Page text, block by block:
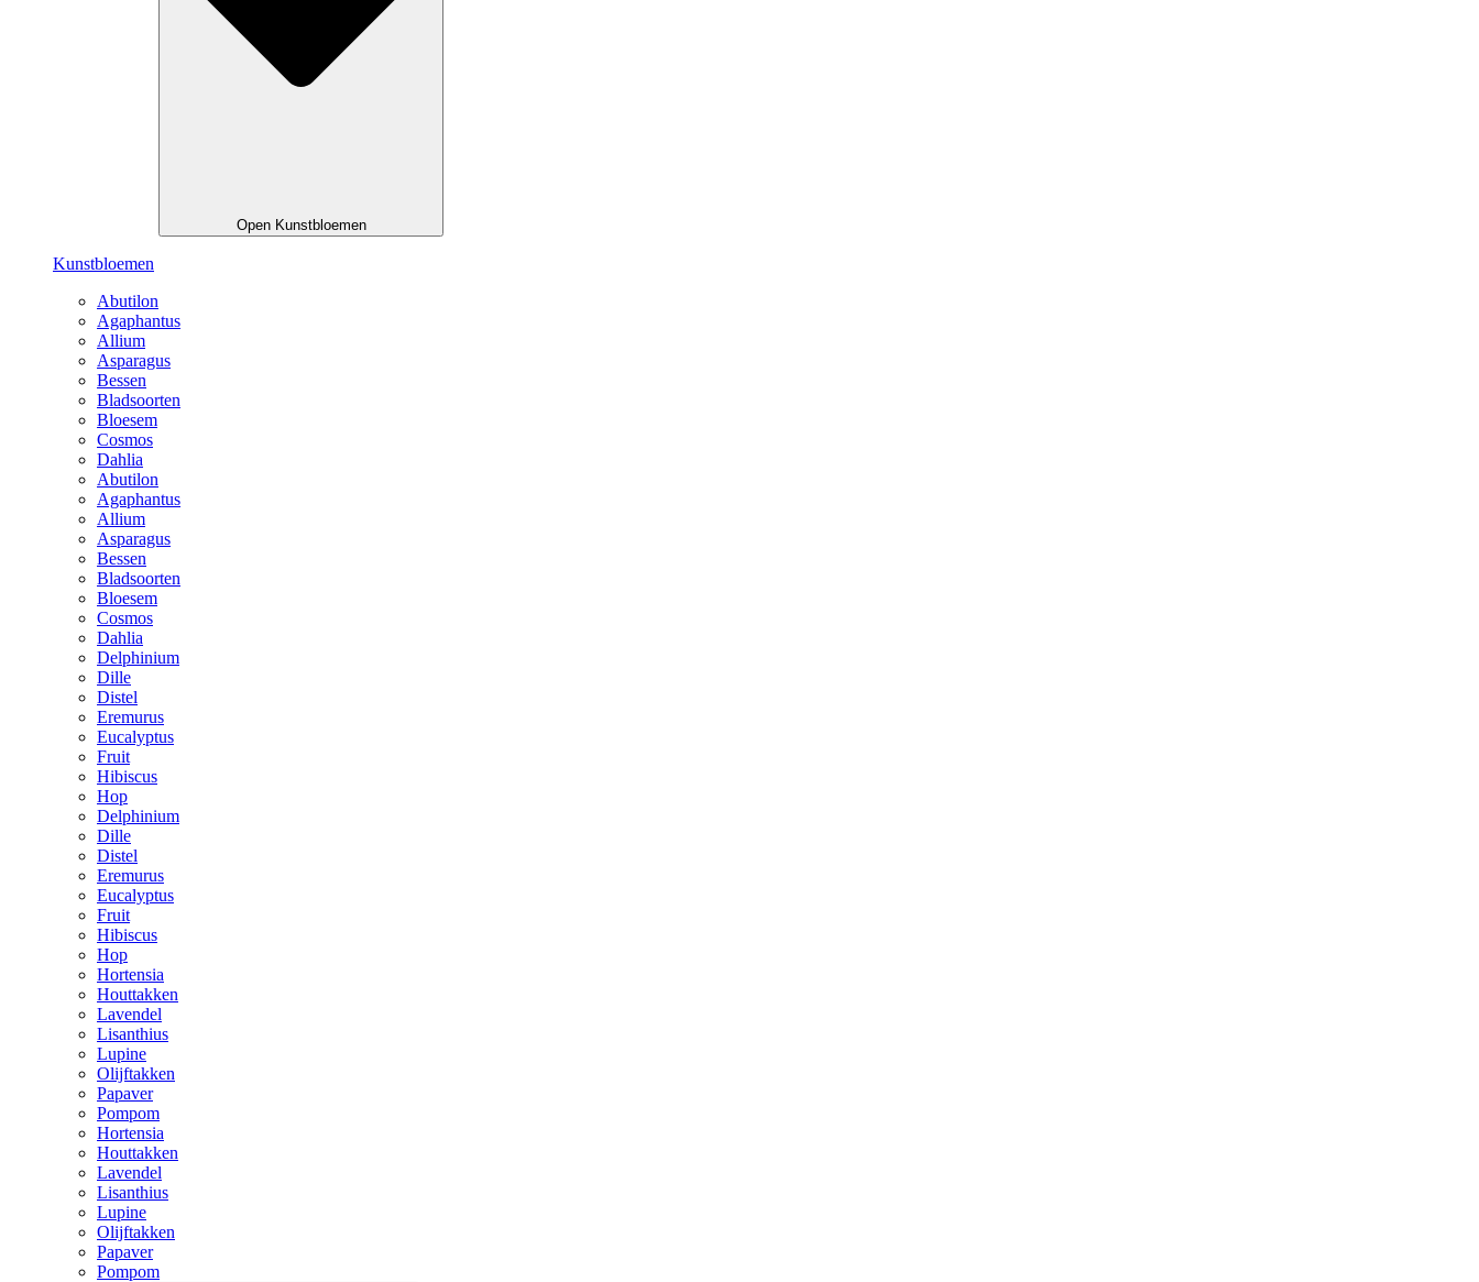
Open Kunstbloemen
Kunstbloemen
Abutilon
Agaphantus
Allium
Asparagus
Bessen
Bladsoorten
Bloesem
Cosmos
Dahlia
Abutilon
Agaphantus
Allium
Asparagus
Bessen
Bladsoorten
Bloesem
Cosmos
Dahlia
Delphinium
Dille
Distel
Eremurus
Eucalyptus
Fruit
Hibiscus
Hop
Delphinium
Dille
Distel
Eremurus
Eucalyptus
Fruit
Hibiscus
Hop
Hortensia
Houttakken
Lavendel
Lisanthius
Lupine
Olijftakken
Papaver
Pompom
Hortensia
Houttakken
Lavendel
Lisanthius
Lupine
Olijftakken
Papaver
Pompom